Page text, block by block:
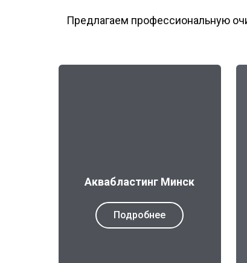
Предлагаем профессиональную
Аквабластинг Минск
Подробнее